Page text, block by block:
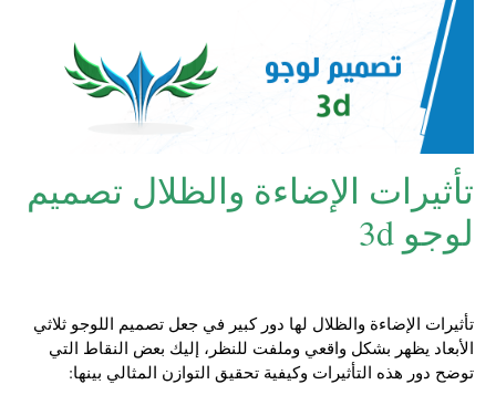
تأثيرات الإضاءة والظلال تصميم
لوجو 3d
تأثيرات الإضاءة والظلال لها دور كبير في جعل تصميم اللوجو ثلاثي
الأبعاد يظهر بشكل واقعي وملفت للنظر، إليك بعض النقاط التي
توضح دور هذه التأثيرات وكيفية تحقيق التوازن المثالي بينها: